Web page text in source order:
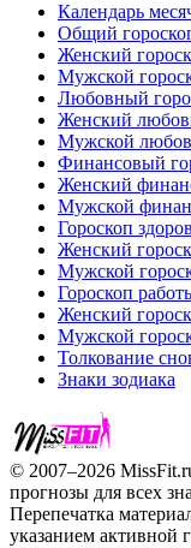
Календарь
Общий
Женский
Мужской
Любовный
Женский
Мужской
Финансовый
Женский
Мужской
Гороскоп
Женский
Мужской
Гороскоп
Женский
Мужской
Толкование
Знаки зодиака
© 2007–2026
прогнозы для всех
Перепечатка
указанием активной